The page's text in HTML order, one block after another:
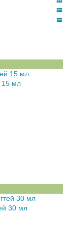
15 мл
30 мл